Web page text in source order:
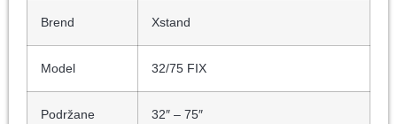
Brend Xstand
Model 32/75 FIX
Podržane
32″ – 75″